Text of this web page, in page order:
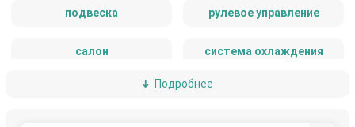
подвеска рулевое управление
салон система охлаждения
топливная система тормозная система
Подробнее